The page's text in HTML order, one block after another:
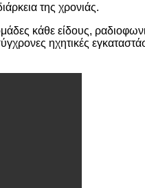
της χρονιάς.
κάθε είδους,
ηχητικές